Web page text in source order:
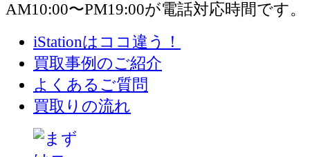
AM10:00〜PM19:00が電話対応時間です。
iStationはココ違う！
買取事例のご紹介
よくあるご質問
買取りの流れ